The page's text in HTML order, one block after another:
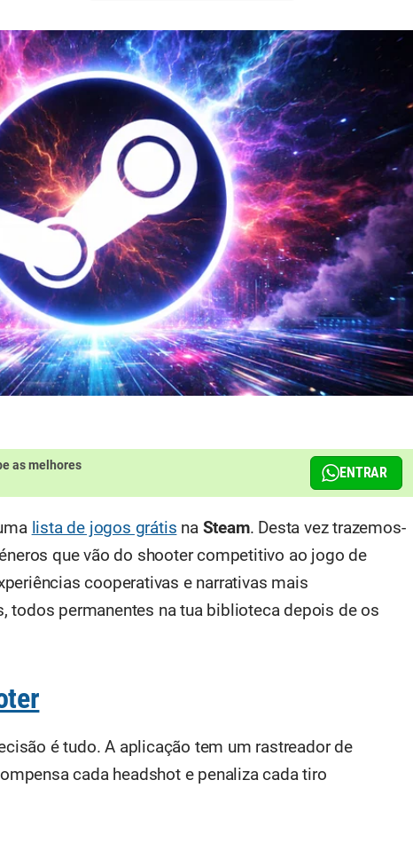
as melhores
ENTRAR
lista de jogos grátis na Steam. Desta vez trazemos-
que vão do shooter competitivo ao jogo de
cooperativas e narrativas mais
todos permanentes na tua biblioteca depois de os
é tudo. A aplicação tem um rastreador de
cada headshot e penaliza cada tiro